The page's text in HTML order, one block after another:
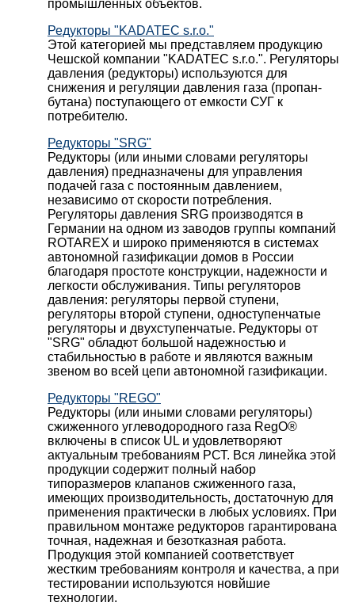
промышленных объектов.
Редукторы "KADATEC s.r.o."
Этой категорией мы представляем продукцию
Чешской компании "KADATEC s.r.o.". Регуляторы
давления (редукторы) используются для
снижения и регуляции давления газа (пропан-
бутана) поступающего от емкости СУГ к
потребителю.
Редукторы "SRG"
Редукторы (или иными словами регуляторы
давления) предназначены для управления
подачей газа с постоянным давлением,
независимо от скорости потребления.
Регуляторы давления SRG производятся в
Германии на одном из заводов группы компаний
ROTAREX и широко применяются в системах
автономной газификации домов в России
благодаря простоте конструкции, надежности и
легкости обслуживания. Типы регуляторов
давления: регуляторы первой ступени,
регуляторы второй ступени, одноступенчатые
регуляторы и двухступенчатые. Редукторы от
"SRG" обладют большой надежностью и
стабильностью в работе и являются важным
звеном во всей цепи автономной газификации.
Редукторы "REGO"
Редукторы (или иными словами регуляторы)
сжиженного углеводородного газа RegO®
включены в список UL и удовлетворяют
актуальным требованиям РСТ. Вся линейка этой
продукции содержит полный набор
типоразмеров клапанов сжиженного газа,
имеющих производительность, достаточную для
применения практически в любых условиях. При
правильном монтаже редукторов гарантирована
точная, надежная и безотказная работа.
Продукция этой компанией соответствует
жестким требованиям контроля и качества, а при
тестировании используются новйшие
технологии.